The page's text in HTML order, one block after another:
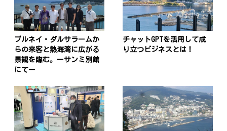
ブルネイ・ダルサラームか
らの来客と熱海湾に広がる
景観を臨む。ーサンミ別館
にてー
チャットGPTを活用して成
り立つビジネスとは！